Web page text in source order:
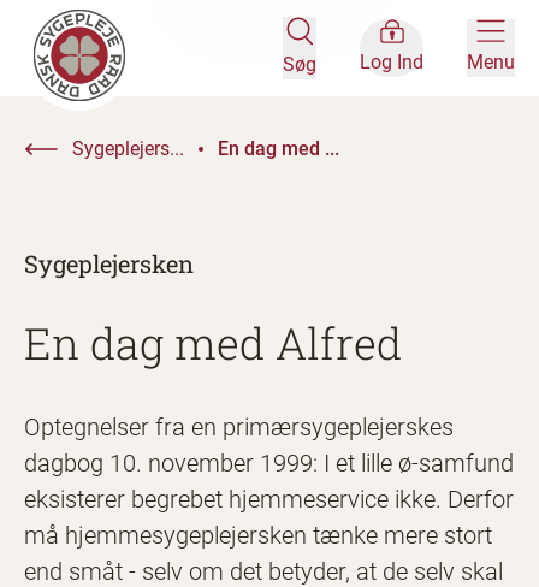
Søg Log Ind Menu
Sygeplejers... En dag med ...
Sygeplejersken
En dag med Alfred
Optegnelser fra en primærsygeplejerskes
dagbog 10. november 1999: I et lille ø-samfund
eksisterer begrebet hjemmeservice ikke. Derfor
må hjemmesygeplejersken tænke mere stort
end småt - selv om det betyder, at de selv skal